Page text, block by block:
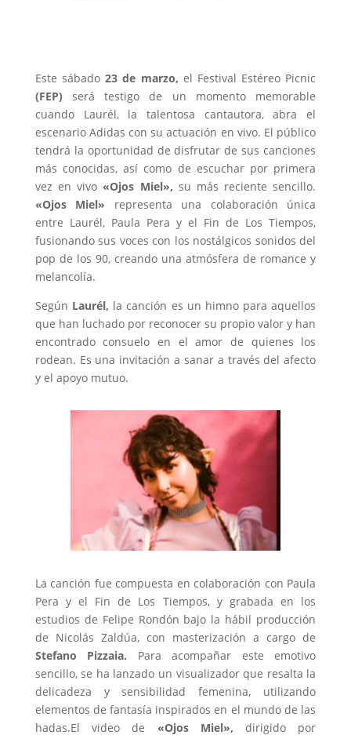
Este sábado23 de marzo, el Festival Estéreo Picnic
(FEP) será testigo de un momento memorable
cuando Laurél, la talentosa cantautora, abra el
escenario Adidas con su actuación en vivo. El público
tendrá la oportunidad de disfrutar de sus canciones
más conocidas, así como de escuchar por primera
vez en vivo «Ojos Miel», su más reciente sencillo.
«Ojos Miel» representa una colaboración única
entre Laurél, Paula Pera y el Fin de Los Tiempos,
fusionando sus voces con los nostálgicos sonidos del
pop de los 90, creando una atmósfera de romance y
melancolía.
Según Laurél, la canción es un himno para aquellos
que han luchado por reconocer su propio valor y han
encontrado consuelo en el amor de quienes los
rodean. Es una invitación a sanar a través del afecto
y el apoyo mutuo.
La canción fue compuesta en colaboración con Paula
Pera y el Fin de Los Tiempos, y grabada en los
estudios de Felipe Rondón bajo la hábil producción
de Nicolás Zaldúa, con masterización a cargo de
Stefano Pizzaia. Para acompañar este emotivo
sencillo, se ha lanzado un visualizador que resalta la
delicadeza y sensibilidad femenina, utilizando
elementos de fantasía inspirados en el mundo de las
hadas.El video de «Ojos Miel», dirigido por